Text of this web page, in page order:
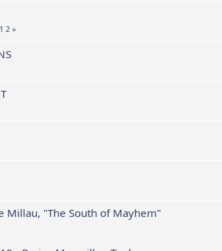
1 2»
Millau, "The South of Mayhem"